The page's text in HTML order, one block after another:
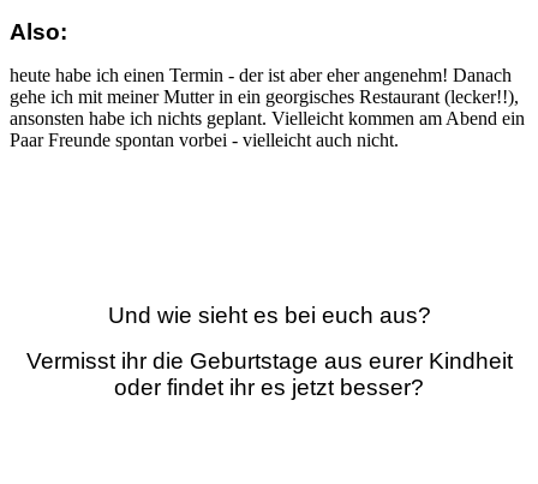
Also:
heute habe ich einen Termin - der ist aber eher angenehm! Danach
gehe ich mit meiner Mutter in ein georgisches Restaurant (lecker!!),
ansonsten habe ich nichts geplant. Vielleicht kommen am Abend ein
Paar Freunde spontan vorbei - vielleicht auch nicht.
Und wie sieht es bei euch aus?
Vermisst ihr die Geburtstage aus eurer Kindheit
oder findet ihr es jetzt besser?